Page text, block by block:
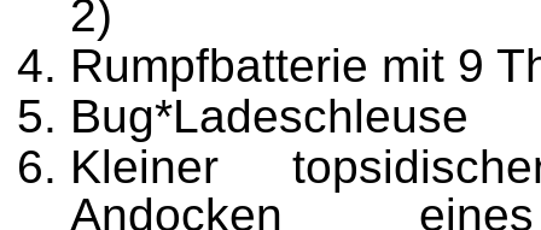
2)
Rumpfbatterie mit 9
Bug*Ladeschleuse
Kleiner
Andocken